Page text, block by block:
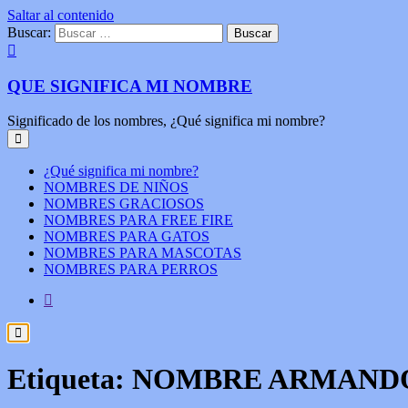
Saltar al contenido
Buscar:
QUE SIGNIFICA MI NOMBRE
Significado de los nombres, ¿Qué significa mi nombre?
¿Qué significa mi nombre?
NOMBRES DE NIÑOS
NOMBRES GRACIOSOS
NOMBRES PARA FREE FIRE
NOMBRES PARA GATOS
NOMBRES PARA MASCOTAS
NOMBRES PARA PERROS
Etiqueta: NOMBRE